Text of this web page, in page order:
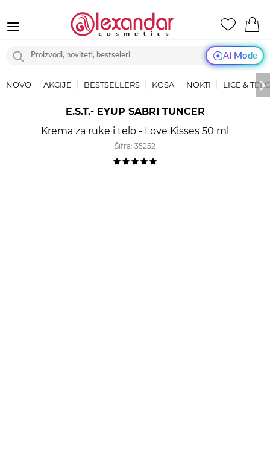
AI Mode
NOVO AKCIJE BESTSELLERS KOSA NOKTI LICE &
E.S.T.- EYUP SABRI TUNCER
Krema za ruke i telo - Love Kisses 50 ml
Šifra: 35252